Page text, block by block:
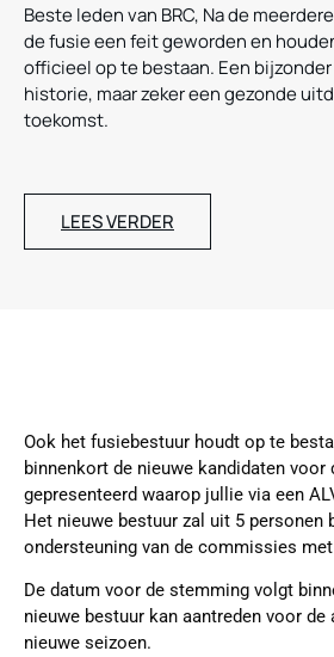
Beste leden van BRC, Na de
de fusie een feit geworden en
officieel op te bestaan. Een
historie, maar zeker een gezonde
toekomst.
LEES VERDER
Ook het fusiebestuur houdt op te
binnenkort de nieuwe kandidaten voor
gepresenteerd waarop jullie via een
Het nieuwe bestuur zal uit 5 personen
ondersteuning van de commissies
De datum voor de stemming volgt
nieuwe bestuur kan aantreden voor de
nieuwe seizoen.